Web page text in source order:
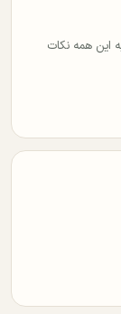
این همه نکات